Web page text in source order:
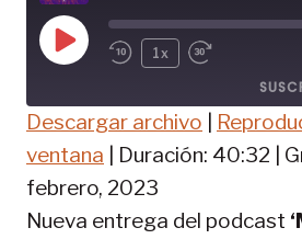
R
r
o
d
u
c
1x
FEED RSS
COMPAR
TIR
ENLACE
Descargar archivo |
ventana | Duración: 40:32 |
febrero, 2023
Nueva entrega del podcast